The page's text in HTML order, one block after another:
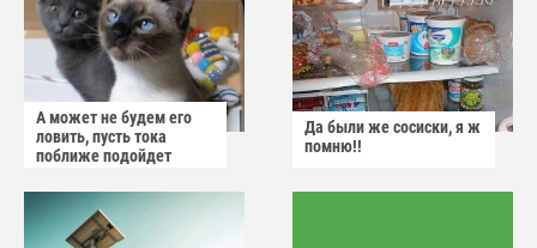
А может не будем его
ловить, пусть тока
поближе подойдет
Да были же сосиски, я ж
помню!!